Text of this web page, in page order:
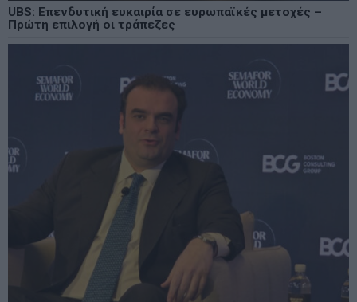
UBS: Επενδυτική ευκαιρία σε ευρωπαϊκές μετοχές –
Πρώτη επιλογή οι τράπεζες